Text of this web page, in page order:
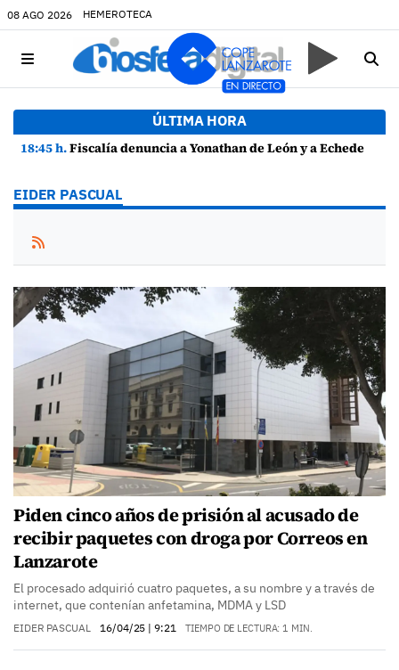
08 AGO 2026 HEMEROTECA
ÚLTIMA HORA
18:45 h.Fiscalía denuncia a Yonathan de León y a Echedey Eugenio por presuntas anomalías en contratos festivos
EIDER PASCUAL
Piden cinco años de prisión al acusado de
recibir paquetes con droga por Correos en
Lanzarote
El procesado adquirió cuatro paquetes, a su nombre y a través de
internet, que contenían anfetamina, MDMA y LSD
EIDER PASCUAL 16/04/25 | 9:21 TIEMPO DE LECTURA: 1 MIN.